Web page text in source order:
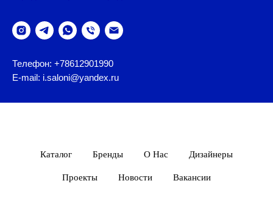
Телефон: +78612901990
E-mail: i.saloni@yandex.ru
Каталог Бренды О Нас Дизайнеры
Проекты Новости Вакансии